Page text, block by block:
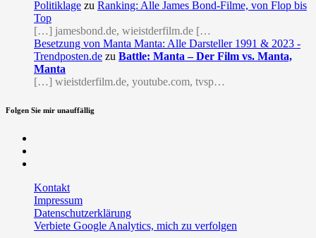
Politiklage zu Ranking: Alle James Bond-Filme, von Flop bis
Top
[…] jamesbond.de, wieistderfilm.de […
Besetzung von Manta Manta: Alle Darsteller 1991 & 2023 -
Trendposten.de zu Battle: Manta – Der Film vs. Manta,
Manta
[…] wieistderfilm.de, youtube.com, tvsp…
Folgen Sie mir unauffällig
Kontakt
Impressum
Datenschutzerklärung
Verbiete Google Analytics, mich zu verfolgen